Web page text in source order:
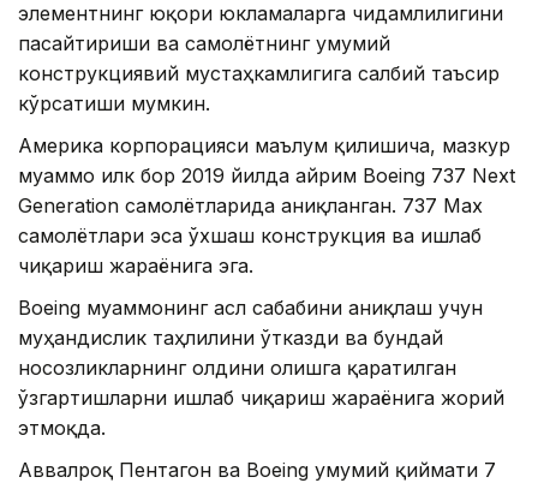
элементнинг юқори юкламаларга чидамлилигини
пасайтириши ва самолётнинг умумий
конструкциявий мустаҳкамлигига салбий таъсир
кўрсатиши мумкин.
Америка корпорацияси маълум қилишича, мазкур
муаммо илк бор 2019 йилда айрим Boeing 737 Next
Generation самолётларида аниқланган. 737 Max
самолётлари эса ўхшаш конструкция ва ишлаб
чиқариш жараёнига эга.
Boeing муаммонинг асл сабабини аниқлаш учун
муҳандислик таҳлилини ўтказди ва бундай
носозликларнинг олдини олишга қаратилган
ўзгартишларни ишлаб чиқариш жараёнига жорий
этмоқда.
Аввалроқ Пентагон ва Boeing умумий қиймати 7